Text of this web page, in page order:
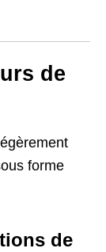
de
forme
de